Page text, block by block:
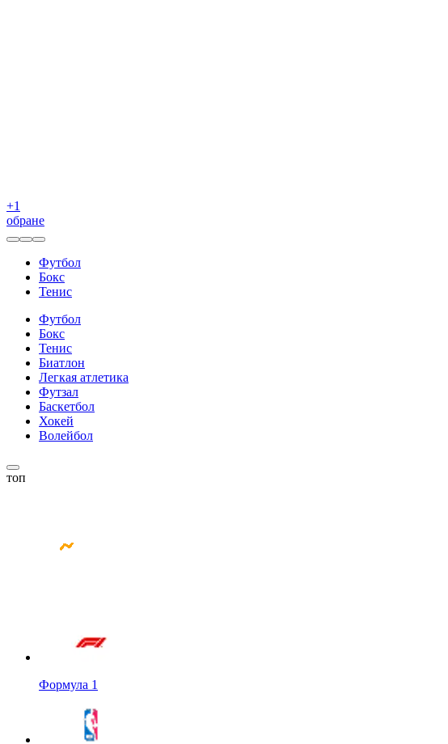
+1
обране
Футбол
Бокс
Тенис
Футбол
Бокс
Тенис
Биатлон
Легкая атлетика
Футзал
Баскетбол
Хокей
Волейбол
топ
Формула 1